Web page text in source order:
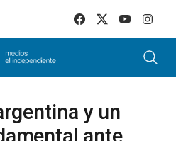
y un
ante